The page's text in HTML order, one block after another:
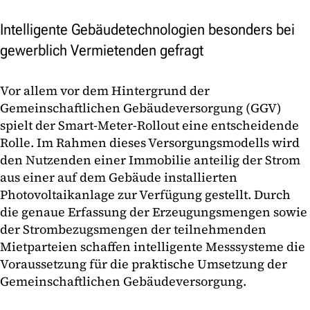
Intelligente Gebäudetechnologien besonders bei
gewerblich Vermietenden gefragt
Vor allem vor dem Hintergrund der
Gemeinschaftlichen Gebäudeversorgung (GGV)
spielt der Smart-Meter-Rollout eine entscheidende
Rolle. Im Rahmen dieses Versorgungsmodells wird
den Nutzenden einer Immobilie anteilig der Strom
aus einer auf dem Gebäude installierten
Photovoltaikanlage zur Verfügung gestellt. Durch
die genaue Erfassung der Erzeugungsmengen sowie
der Strombezugsmengen der teilnehmenden
Mietparteien schaffen intelligente Messsysteme die
Voraussetzung für die praktische Umsetzung der
Gemeinschaftlichen Gebäudeversorgung.